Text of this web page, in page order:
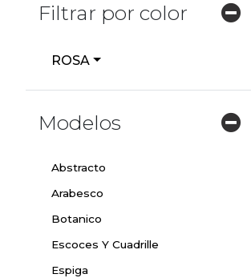
Filtrar por color
ROSA
Modelos
Abstracto
Arabesco
Botanico
Escoces Y Cuadrille
Espiga